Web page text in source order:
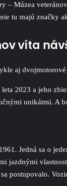
– Múzea
tu majú značky
víta
aj
2023 a jeho
unikátmi. A
Jedná sa o
jazdnými
postupovalo.